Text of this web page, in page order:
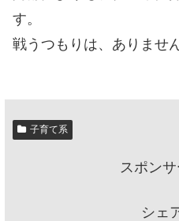
す。
戦うつもりは、ありませ
子育て系
スポン
シェ